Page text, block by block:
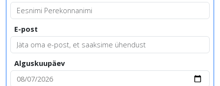
E-post
Alguskuupäev